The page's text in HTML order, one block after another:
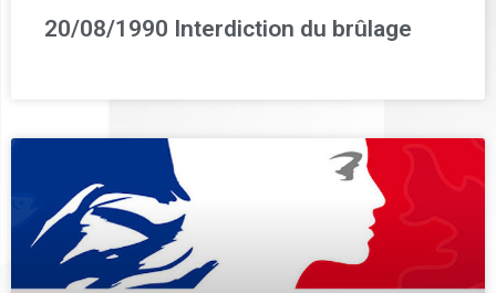
20/08/1990 Interdiction du brûlage